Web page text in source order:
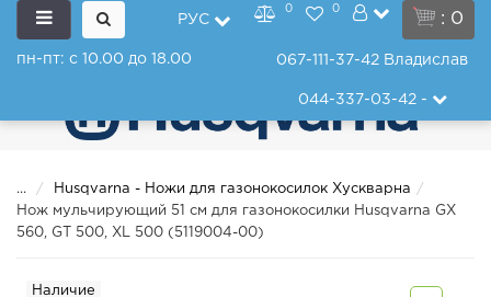
: 0
РУС
0 0
пн-пт: с 10.00 до 18.00 067-111-37-42 Владислав
044-337-03-42-
...
Husqvarna - Ножи для газонокосилок Хускварна
Нож мульчирующий 51 см для газонокосилки Husqvarna GX
560, GT 500, XL 500 (5119004-00)
Наличие